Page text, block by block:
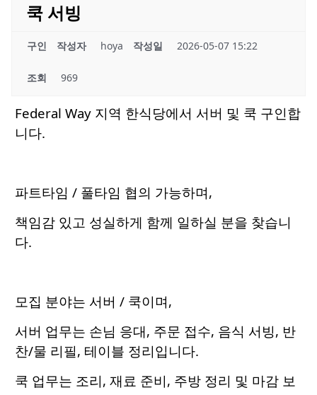
쿡 서빙
구인 작성자 hoya 작성일 2026-05-07 15:22
조회 969
Federal Way 지역 한식당에서 서버 및 쿡 구인합
니다.
파트타임 / 풀타임 협의 가능하며,
책임감 있고 성실하게 함께 일하실 분을 찾습니
다.
모집 분야는 서버 / 쿡이며,
서버 업무는 손님 응대, 주문 접수, 음식 서빙, 반
찬/물 리필, 테이블 정리입니다.
쿡 업무는 조리, 재료 준비, 주방 정리 및 마감 보